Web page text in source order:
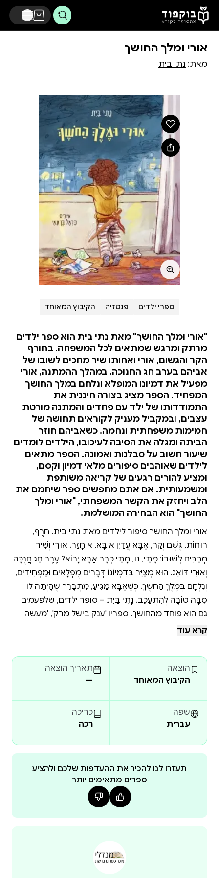
דלג לתוכן הראשי
אורי ומלך החושך
מאת: נתי בית
ספרי ילדים פנטזיה הקיבוץ המאוחד
"אורי ומלך החושך" מאת נתי בית הוא ספר ילדים
מרתק ומרגש שמתאים לכל המשפחה. בחורף
הקר והגשום, אורי ואחותו שיר מחכים לשובו של
אביהם בערב חג החנוכה. במהלך ההמתנה, אורי
מפעיל את דמיונו המופלא ונלחם במלך החושך
המפחיד. הספר מציג בצורה חיננית את
התמודדותו של ילד עם פחדים והמתנה מורטת
עצבים, ובמקביל מעניק לקוראים תחושה של
חמימות משפחתית ונחמה. כשאביהם חוזר
הביתה ומגלה את הסיבה לעיכובו, הילדים לומדים
שיעור חשוב על סבלנות ואמונה. הספר מתאים
לילדים שאוהבים סיפורים מלאי דמיון וקסם,
ומציע להורים רגעים של קריאה משותפת
ומשמעותית. אם אתם מחפשים ספר שיחמם את
הלב ויחזק את הקשר המשפחתי, "אורי ומלך
החושך" הוא הבחירה המושלמת.
אורי ומלך החושך סיפור לילדים מאת נתי בית. חֹרֶף,
רוּחוֹת, גֶּשֶׁם וְקַר, אַבָּא עֲדַיִן לֹא בָּא, לֹא חָזַר. אוּרִי וְשִׁיר
מְחַכִּים לְשׁוּבוֹ: מָתַי, נוּ, מָתַי כְּבָר אַבָּא יָבוֹא? עֶרֶב חַג חֲנֻכָּה
וְאוּרִי דּוֹאֵג. הוּא מְצַיֵּר בְּדִמְיוֹנוֹ דְּבָרִים מֻפְלָאִים וּמַפְחִידִים,
וְנִלְחָם בְּמֶלֶךְ הַחֹשֶךְ. כְּשֶׁאַבָּא מַגִּיעַ, מִתְבָּרֵר שֶׁהָיְתָה לוֹ
סִבָּה טוֹבָה לְהִתְעַכֵּב. נָתִי בַּיִת – סופר ילדים, שלפעמים
גם הוא פוחד מהחושך. ספריו 'ענק בישל מרק', 'מעשה
בכיסא', 'מהר מהר שלא נאח
קרא עוד
הוצאה
הקיבוץ המאוחד
תאריך הוצאה
—
שפה
עברית
כריכה
רכה
תעזרו לנו להכיר את ההעדפות שלכם ולהציע
ספרים מתאימים יותר